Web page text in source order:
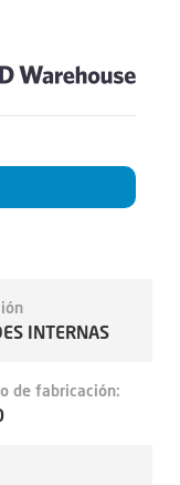
INTERNAS
de fabricación: